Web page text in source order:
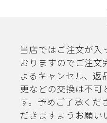
当店ではご注文が入
おりますのでご注文
よるキャンセル、返
更などの交換は不可
す。予めご了承くだ
だきますようお願い